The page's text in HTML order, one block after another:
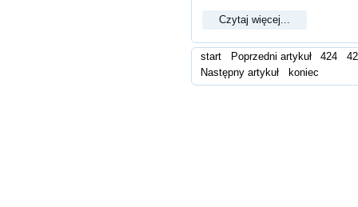
Czytaj więcej...
start Poprzedni artykuł 424
Następny artykuł
koniec